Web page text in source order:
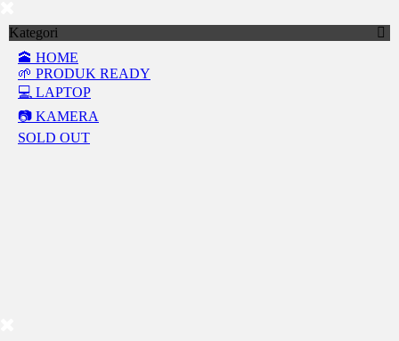
Kategori
🕋 HOME
🌱 PRODUK READY
💻 LAPTOP
📷 KAMERA
SOLD OUT